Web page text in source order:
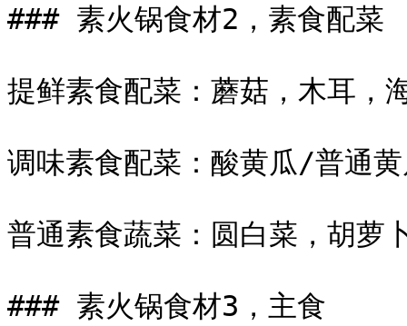
### 素火锅食材2，素食配菜
提鲜素食配菜：蘑菇，木耳，
调味素食配菜：酸黄瓜/普通
普通素食蔬菜：圆白菜，胡萝
### 素火锅食材3，主食